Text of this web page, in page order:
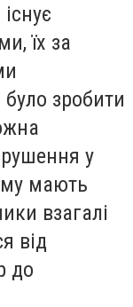
їх за
зробити
у
мають
взагалі
від
до